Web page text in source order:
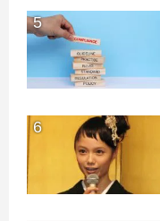
5
6